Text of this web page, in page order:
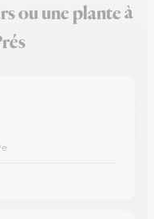
ou une plante à